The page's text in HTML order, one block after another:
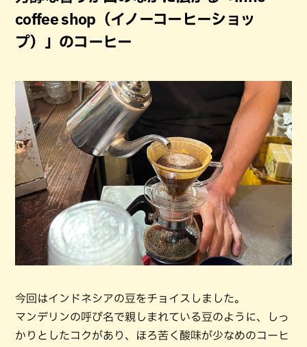
coffee shop（イノーコーヒーショッ
プ）」のコーヒー
今回はインドネシアの豆をチョイスしました。
マンデリンの呼び名で親しまれている豆のように、しっ
かりとしたコクがあり、ほろ苦く酸味が少なめのコーヒ